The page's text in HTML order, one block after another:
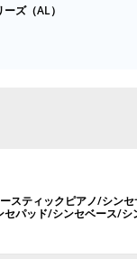
ズ（AL）
スティックピアノ/シン
パッド/シンセベース/シ